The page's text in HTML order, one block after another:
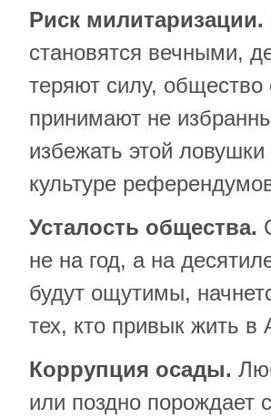
Риск милитаризации.
становятся вечными,
теряют силу,
принимают не
избежать этой
культуре
Усталость общества.
не на год, а на
будут ощутимы,
тех, кто привык жить
Коррупция осады.
или поздно порождает